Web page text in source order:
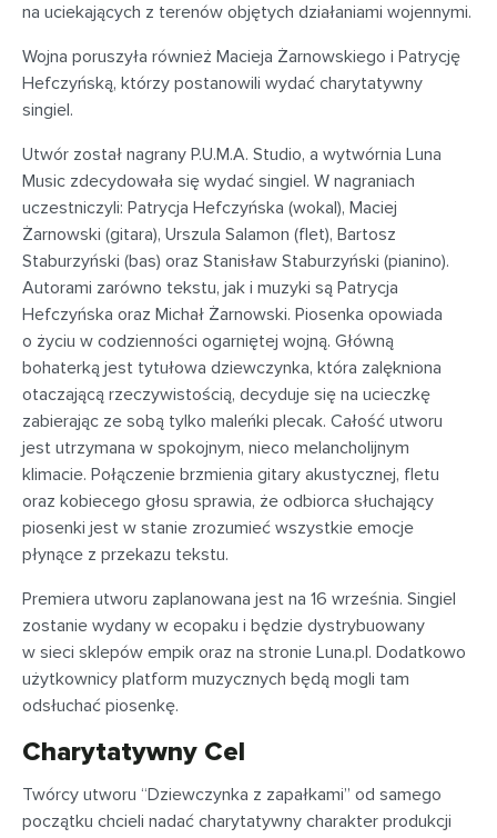
na uciekających z terenów objętych działaniami wojennymi.
Wojna poruszyła również Macieja Żarnowskiego i Patrycję
Hefczyńską, którzy postanowili wydać charytatywny
singiel.
Utwór został nagrany P.U.M.A. Studio, a wytwórnia Luna
Music zdecydowała się wydać singiel. W nagraniach
uczestniczyli: Patrycja Hefczyńska (wokal), Maciej
Żarnowski (gitara), Urszula Salamon (flet), Bartosz
Staburzyński (bas) oraz Stanisław Staburzyński (pianino).
Autorami zarówno tekstu, jak i muzyki są Patrycja
Hefczyńska oraz Michał Żarnowski. Piosenka opowiada
o życiu w codzienności ogarniętej wojną. Główną
bohaterką jest tytułowa dziewczynka, która zalękniona
otaczającą rzeczywistością, decyduje się na ucieczkę
zabierając ze sobą tylko maleńki plecak. Całość utworu
jest utrzymana w spokojnym, nieco melancholijnym
klimacie. Połączenie brzmienia gitary akustycznej, fletu
oraz kobiecego głosu sprawia, że odbiorca słuchający
piosenki jest w stanie zrozumieć wszystkie emocje
płynące z przekazu tekstu.
Premiera utworu zaplanowana jest na 16 września. Singiel
zostanie wydany w ecopaku i będzie dystrybuowany
w sieci sklepów empik oraz na stronie Luna.pl. Dodatkowo
użytkownicy platform muzycznych będą mogli tam
odsłuchać piosenkę.
Charytatywny Cel
Twórcy utworu “Dziewczynka z zapałkami” od samego
początku chcieli nadać charytatywny charakter produkcji